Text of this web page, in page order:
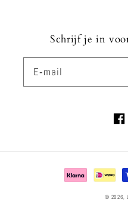
Schrijf je in
E‑mail
Betaalmethoden
© 2026,